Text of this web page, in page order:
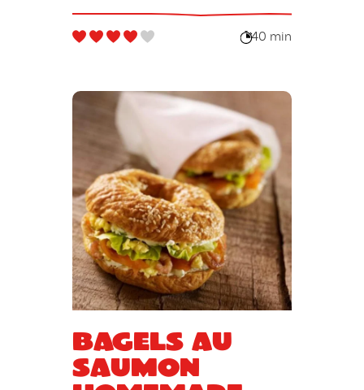
40 min
Bagels au
saumon